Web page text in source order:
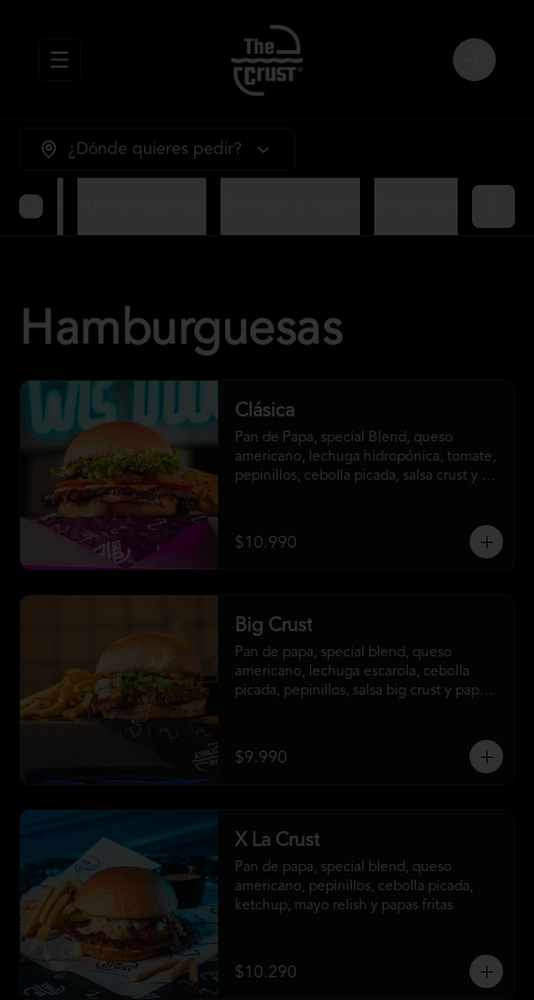
Abrir menu de navegación Login
¿Dónde quieres pedir?
Hamburguesas
Clásica
Pan de Papa, special Blend, queso
americano, lechuga hidropónica, tomate,
pepinillos, cebolla picada, salsa crust y
$10.990
Big Crust
Pan de papa, special blend, queso
americano, lechuga escarola, cebolla
picada, pepinillos, salsa big crust y papas
$9.990
X La Crust
Pan de papa, special blend, queso
americano, pepinillos, cebolla picada,
ketchup, mayo relish y papas fritas
$10.290